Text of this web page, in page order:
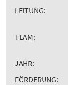
LEITUNG:
TEAM:
JAHR:
FÖRDERUNG: